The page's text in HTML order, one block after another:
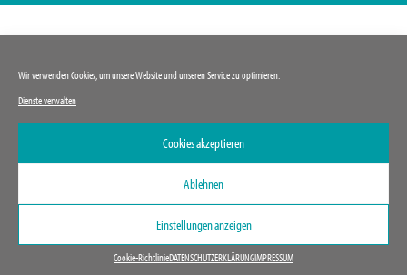
Wir verwenden Cookies, um unsere Website und unseren Service zu optimieren.
Dienste verwalten
Cookies akzeptieren
Ablehnen
Einstellungen anzeigen
Cookie-RichtlinieDATENSCHUTZERKLÄRUNGIMPRESSUM